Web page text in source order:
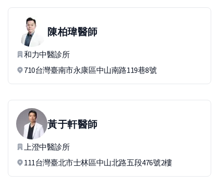
陳柏瑋醫師
和力中醫診所
710台灣臺南市永康區中山南路119巷8號
黃于軒醫師
上澄中醫診所
111台灣臺北市士林區中山北路五段476號2樓